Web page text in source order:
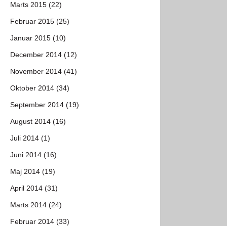
Marts 2015 (22)
Februar 2015 (25)
Januar 2015 (10)
December 2014 (12)
November 2014 (41)
Oktober 2014 (34)
September 2014 (19)
August 2014 (16)
Juli 2014 (1)
Juni 2014 (16)
Maj 2014 (19)
April 2014 (31)
Marts 2014 (24)
Februar 2014 (33)